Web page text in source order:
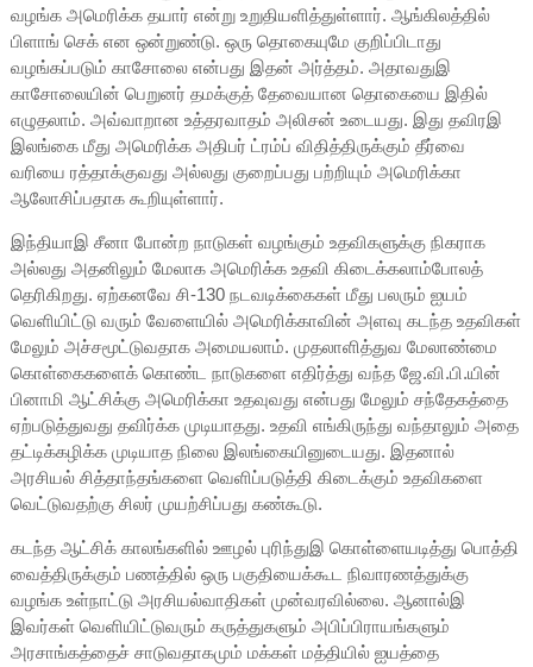
வழங்க அமெரிக்க தயார் என்று உறுதியளித்துள்ளார். ஆங்கிலத்தில்
பிளாங் செக் என ஒன்றுண்டு. ஒரு தொகையுமே குறிப்பிடாது
வழங்கப்படும் காசோலை என்பது இதன் அர்த்தம். அதாவதுஇ
காசோலையின் பெறுனர் தமக்குத் தேவையான தொகையை இதில்
எழுதலாம். அவ்வாறான உத்தரவாதம் அலிசன் உடையது. இது தவிரஇ
இலங்கை மீது அமெரிக்க அதிபர் ட்ரம்ப் விதித்திருக்கும் தீர்வை
வரியை ரத்தாக்குவது அல்லது குறைப்பது பற்றியும் அமெரிக்கா
ஆலோசிப்பதாக கூறியுள்ளார்.
இந்தியாஇ சீனா போன்ற நாடுகள் வழங்கும் உதவிகளுக்கு நிகராக
அல்லது அதனிலும் மேலாக அமெரிக்க உதவி கிடைக்கலாம்போலத்
தெரிகிறது. ஏற்கனவே சி-130 நடவடிக்கைகள் மீது பலரும் ஐயம்
வெளியிட்டு வரும் வேளையில் அமெரிக்காவின் அளவு கடந்த உதவிகள்
மேலும் அச்சமூட்டுவதாக அமையலாம். முதலாளித்துவ மேலாண்மை
கொள்கைகளைக் கொண்ட நாடுகளை எதிர்த்து வந்த ஜே.வி.பி.யின்
பினாமி ஆட்சிக்கு அமெரிக்கா உதவுவது என்பது மேலும் சந்தேகத்தை
ஏற்படுத்துவது தவிர்க்க முடியாதது. உதவி எங்கிருந்து வந்தாலும் அதை
தட்டிக்கழிக்க முடியாத நிலை இலங்கையினுடையது. இதனால்
அரசியல் சித்தாந்தங்களை வெளிப்படுத்தி கிடைக்கும் உதவிகளை
வெட்டுவதற்கு சிலர் முயற்சிப்பது கண்கூடு.
கடந்த ஆட்சிக் காலங்களில் ஊழல் புரிந்துஇ கொள்ளையடித்து பொத்தி
வைத்திருக்கும் பணத்தில் ஒரு பகுதியைக்கூட நிவாரணத்துக்கு
வழங்க உள்நாட்டு அரசியல்வாதிகள் முன்வரவில்லை. ஆனால்இ
இவர்கள் வெளியிட்டுவரும் கருத்துகளும் அபிப்பிராயங்களும்
அரசாங்கத்தைச் சாடுவதாகமும் மக்கள் மத்தியில் ஐயத்தை